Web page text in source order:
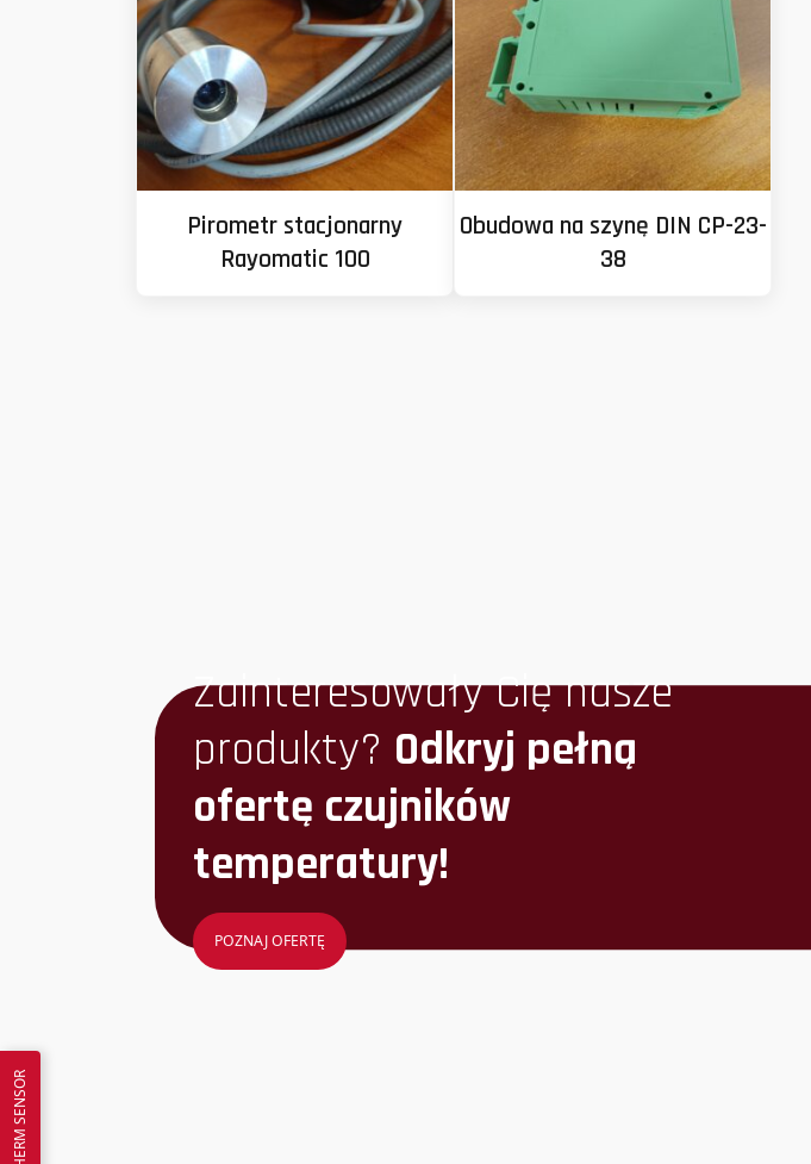
Pirometr stacjonarny
Rayomatic 100
Obudowa na szynę DIN CP-23-
38
Zainteresowały Cię nasze
produkty? Odkryj pełną
ofertę czujników
temperatury!
POZNAJ OFERTĘ